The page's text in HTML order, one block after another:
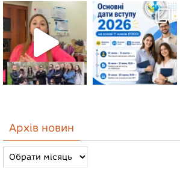
Архів новин
Архів
новин